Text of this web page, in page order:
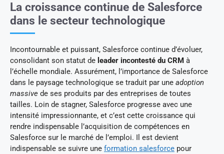
La croissance continue de Salesforce
dans le secteur technologique
Incontournable et puissant, Salesforce continue d’évoluer,
consolidant son statut de leader incontesté du CRM à
l’échelle mondiale. Assurément, l’importance de Salesforce
dans le paysage technologique se traduit par une adoption
massive de ses produits par des entreprises de toutes
tailles. Loin de stagner, Salesforce progresse avec une
intensité impressionnante, et c’est cette croissance qui
rendre indispensable l’acquisition de compétences en
Salesforce sur le marché de l’emploi. Il est devient
indispensable se suivre une formation salesforce pour